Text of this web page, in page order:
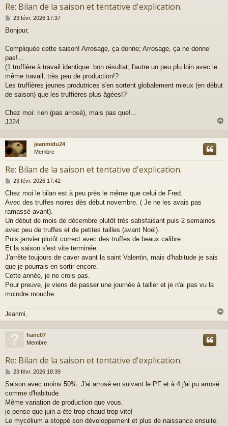
Re: Bilan de la saison et tentative d'explication.
M
s
a
g
23 févr. 2026 17:37
Bonjour,
Compliquée cette saison! Arrosage, ça donne; Arrosage, ça ne donne
pas!...
(1 truffière à travail identique: bon résultat; l'autre un peu plu loin avec le
même travail, très peu de production!?
Les truffières jeunes produtrices s'en sortent globalement mieux (en début
de saison) que les truffières plus âgées!?
Chez moi: rien (pas arrosé), mais pas que!...
JJ24
u
jeanmidu24
Membre
Re: Bilan de la saison et tentative d'explication.
M
s
s
a
g
23 févr. 2026 17:42
Chez moi le bilan est à peu près le même que celui de Fred.
Avec des truffes noires dès début novembre. ( Je ne les avais pas
ramassé avant).
Un début de mois de décembre plutôt très satisfaisant puis 2 semaines
avec peu de truffes et de petites tailles (avant Noël).
Puis janvier plutôt correct avec des truffes de beaux calibre...
Et la saison s'est vite terminée...
J'arrête toujours de caver avant la saint Valentin, mais d'habitude je sais
que je pourrais en sortir encore.
Cette année, je ne crois pas.
Pour preuve, je viens de passer une journée à tailler et je n'ai pas vu la
moindre mouche.
Jeanmi,
a
hanc07
Membre
Re: Bilan de la saison et tentative d'explication.
M
s
s
a
g
e
23 févr. 2026 18:39
Saison avec moins 50%. J'ai arrosé en suivant le PF et à 4 j'ai pu arrosé
comme d'habitude.
Même variation de production que vous.
je pense que juin a été trop chaud trop vite!
Le mycélium a stoppé son développement et plus de naissance ensuite.